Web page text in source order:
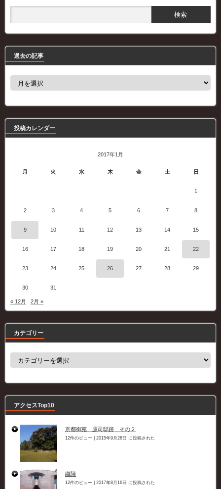
過去の記事
過
事
投稿カレンダー
2017年1月
月 火 水 木 金 土 日
1
2 3 4 5 6 7 8
9 10 11 12 13 14 15
16 17 18 19 20 21 22
23 24 25 26 27 28 29
30 31
« 12月 2月 »
カテゴリー
カ
ー
アクセスTop10
京都御苑 鷹司邸跡 その２
12件のビュー 2015年9月28日 に投稿された
織陣
12件のビュー 2017年8月16日 に投稿された